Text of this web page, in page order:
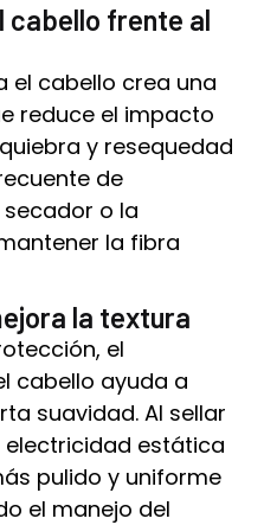
cabello frente al
el cabello crea una
reduce el impacto
y resequedad
de
o la
la fibra
la textura
el
cabello ayuda a
suavidad. Al sellar
electricidad estática
pulido y uniforme
el manejo del